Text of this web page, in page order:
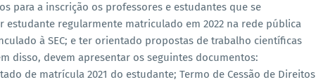
para a inscrição os professores e estudantes que se
estudante regularmente matriculado em 2022 na rede pública
à SEC; e ter orientado propostas de trabalho científicas
disso, devem apresentar os seguintes documentos:
de matrícula 2021 do estudante; Termo de Cessão de Direitos